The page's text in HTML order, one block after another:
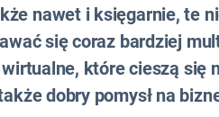
nawet i księgarnie, te
się coraz bardziej
które cieszą się
dobry pomysł na